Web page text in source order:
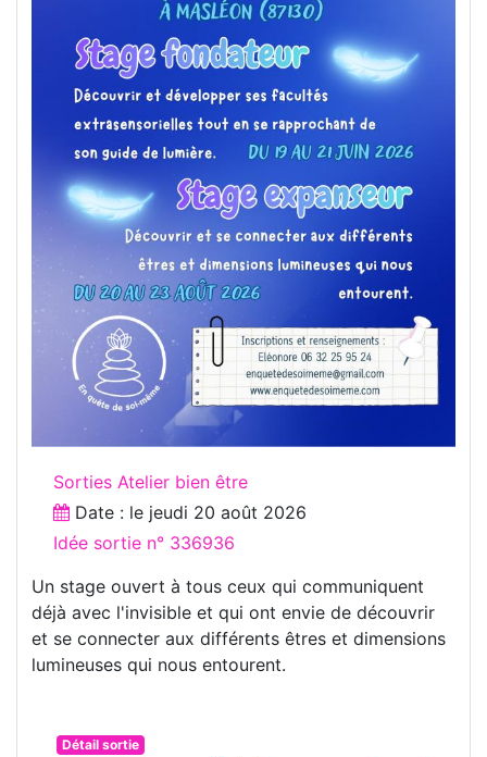
Sorties Atelier bien être
Date : le jeudi 20 août 2026
Idée sortie n° 336936
Un stage ouvert à tous ceux qui communiquent
déjà avec l'invisible et qui ont envie de découvrir
et se connecter aux différents êtres et dimensions
lumineuses qui nous entourent.
Détail sortie